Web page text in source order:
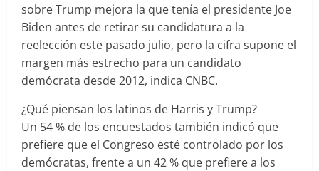
sobre Trump mejora la que tenía el presidente Joe
Biden antes de retirar su candidatura a la
reelección este pasado julio, pero la cifra supone el
margen más estrecho para un candidato
demócrata desde 2012, indica CNBC.
¿Qué piensan los latinos de Harris y Trump?
Un 54 % de los encuestados también indicó que
prefiere que el Congreso esté controlado por los
demócratas, frente a un 42 % que prefiere a los